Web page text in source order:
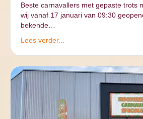
Beste carnavallers met gepaste trots
wij vanaf 17 januari van 09:30
bekende…
Lees verder...